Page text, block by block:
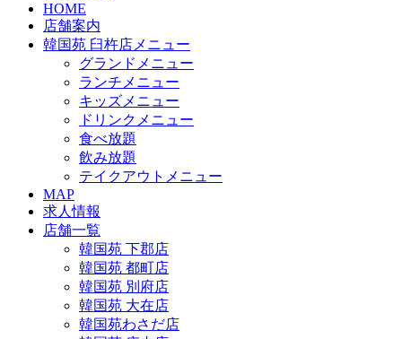
HOME
店舗案内
韓国苑 臼杵店メニュー
グランドメニュー
ランチメニュー
キッズメニュー
ドリンクメニュー
食べ放題
飲み放題
テイクアウトメニュー
MAP
求人情報
店舗一覧
韓国苑 下郡店
韓国苑 都町店
韓国苑 別府店
韓国苑 大在店
韓国苑わさだ店